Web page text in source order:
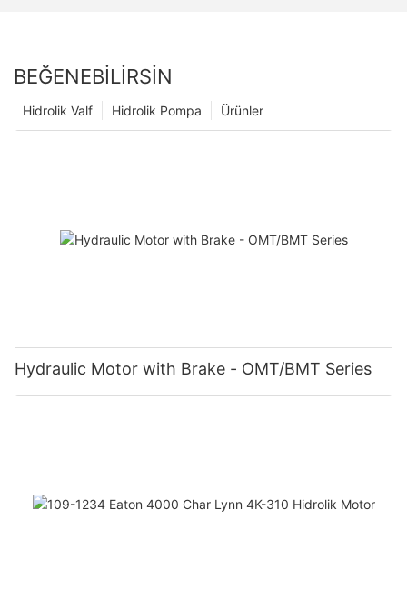
BEĞENEBILIRSIN
Ürünler
Hidrolik Pompa
Hidrolik Valf
Hydraulic Motor with Brake - OMT/BMT Series